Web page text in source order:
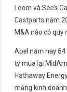
Loom và See’s
Castparts năm
M&A nào có quy
Abel năm nay
ty mua lại
Hathaway
mảng kinh